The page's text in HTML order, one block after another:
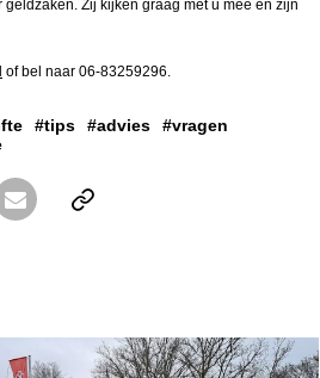
Zij kijken graag met u mee en zijn
of bel naar 06-83259296.
#tips #advies
#vragen